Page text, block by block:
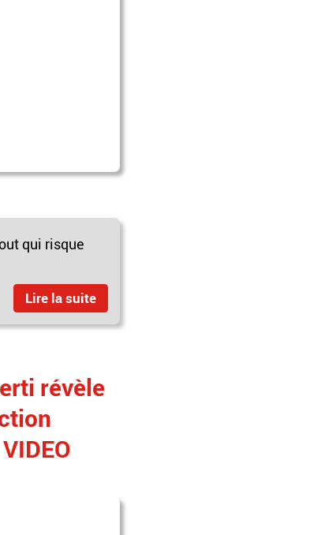
qui risque
Lire la suite
révèle